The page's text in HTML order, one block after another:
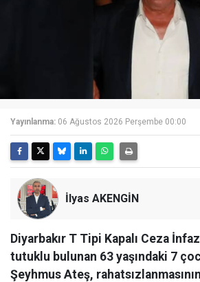
Yayınlanma: 06 Ağustos 2026 Perşembe 00:00
İlyas AKENGİN
Diyarbakır T Tipi Kapalı Ceza
tutuklu bulunan 63 yaşındaki 7
Şeyhmus Ateş,